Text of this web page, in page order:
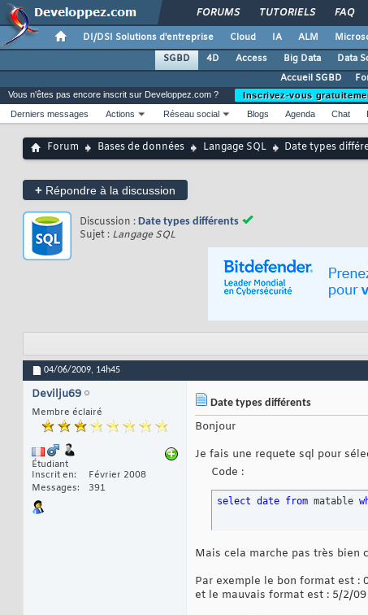
FORUMS TUTORIELS FAQ
DI/DSI Solutions d'entreprise Cloud IA ALM
SGBD
4D Access Big Data Data
Accueil SGBD
Vous n'êtes pas encore inscrit sur Developpez.com ?
Inscrivez-vous
Derniers messages
Actions Réseau social Blogs Agenda Chat
Forum Bases de données Langage SQL Date types
+ Répondre à la discussion
Discussion : Date types différents
Sujet : Langage SQL
04/06/2009, 14h45
Devilju69
Membre éclairé
Étudiant
Inscrit en
Février 2008
Messages
391
Date types différents
Bonjour
Je fais une requete sql pour
Code :
select date from matable
Mais cela marche pas très bien
Par exemple le bon format est :
et le mauvais format est : 5/2/09